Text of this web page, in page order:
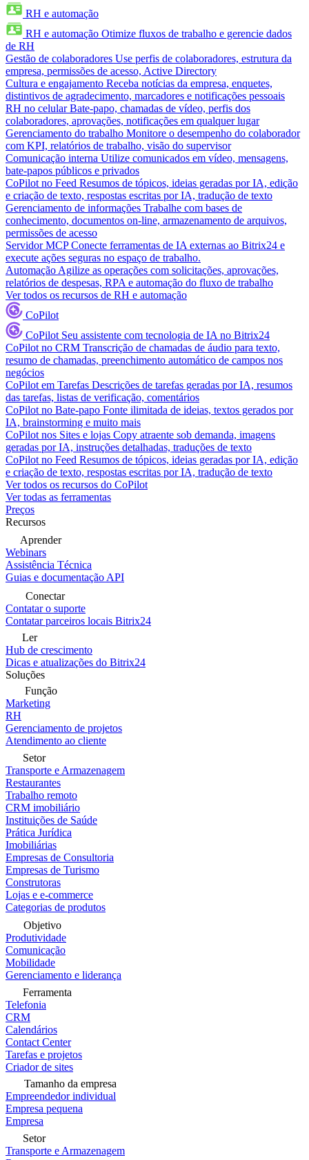
RH e automação
RH e automação Otimize fluxos de trabalho e gerencie dados
de RH
Gestão de colaboradores Use perfis de colaboradores, estrutura da
empresa, permissões de acesso, Active Directory
Cultura e engajamento Receba notícias da empresa, enquetes,
distintivos de agradecimento, marcadores e notificações pessoais
RH no celular Bate-papo, chamadas de vídeo, perfis dos
colaboradores, aprovações, notificações em qualquer lugar
Gerenciamento do trabalho Monitore o desempenho do colaborador
com KPI, relatórios de trabalho, visão do supervisor
Comunicação interna Utilize comunicados em vídeo, mensagens,
bate-papos públicos e privados
CoPilot no Feed Resumos de tópicos, ideias geradas por IA, edição
e criação de texto, respostas escritas por IA, tradução de texto
Gerenciamento de informações Trabalhe com bases de
conhecimento, documentos on-line, armazenamento de arquivos,
permissões de acesso
Servidor MCP Conecte ferramentas de IA externas ao Bitrix24 e
execute ações seguras no espaço de trabalho.
Automação Agilize as operações com solicitações, aprovações,
relatórios de despesas, RPA e automação do fluxo de trabalho
Ver todos os recursos de RH e automação
CoPilot
CoPilot Seu assistente com tecnologia de IA no Bitrix24
CoPilot no CRM Transcrição de chamadas de áudio para texto,
resumo de chamadas, preenchimento automático de campos nos
negócios
CoPilot em Tarefas Descrições de tarefas geradas por IA, resumos
das tarefas, listas de verificação, comentários
CoPilot no Bate-papo Fonte ilimitada de ideias, textos gerados por
IA, brainstorming e muito mais
CoPilot nos Sites e lojas Copy atraente sob demanda, imagens
geradas por IA, instruções detalhadas, traduções de texto
CoPilot no Feed Resumos de tópicos, ideias geradas por IA, edição
e criação de texto, respostas escritas por IA, tradução de texto
Ver todos os recursos do CoPilot
Ver todas as ferramentas
Preços
Recursos
Aprender
Webinars
Assistência Técnica
Guias e documentação API
Conectar
Contatar o suporte
Contatar parceiros locais Bitrix24
Ler
Hub de crescimento
Dicas e atualizações do Bitrix24
Soluções
Função
Marketing
RH
Gerenciamento de projetos
Atendimento ao cliente
Setor
Transporte e Armazenagem
Restaurantes
Trabalho remoto
CRM imobiliário
Instituições de Saúde
Prática Jurídica
Imobiliárias
Empresas de Consultoria
Empresas de Turismo
Construtoras
Lojas e e-commerce
Categorias de produtos
Objetivo
Produtividade
Comunicação
Mobilidade
Gerenciamento e liderança
Ferramenta
Telefonia
CRM
Calendários
Contact Center
Tarefas e projetos
Criador de sites
Tamanho da empresa
Empreendedor individual
Empresa pequena
Empresa
Setor
Transporte e Armazenagem